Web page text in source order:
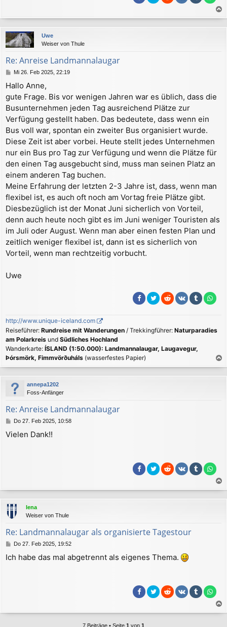
a
c
Uwe
Weiser von Thule
Re: Anreise Landmannalaugar
B
i
t
a
g
Mi 26. Feb 2025, 22:19
Hallo Anne,
gute Frage. Bis vor wenigen Jahren war es üblich, dass die
Busunternehmen jeden Tag ausreichend Plätze zur
Verfügung gestellt haben. Das bedeutete, dass wenn ein
Bus voll war, spontan ein zweiter Bus organisiert wurde.
Diese Zeit ist aber vorbei. Heute stellt jedes Unternehmen
nur ein Bus pro Tag zur Verfügung und wenn die Plätze für
den einen Tag ausgebucht sind, muss man seinen Platz an
einem anderen Tag buchen.
Meine Erfahrung der letzten 2-3 Jahre ist, dass, wenn man
flexibel ist, es auch oft noch am Vortag freie Plätze gibt.
Diesbezüglich ist der Monat Juni sicherlich von Vorteil,
denn auch heute noch gibt es im Juni weniger Touristen als
im Juli oder August. Wenn man aber einen festen Plan und
zeitlich weniger flexibel ist, dann ist es sicherlich von
Vorteil, wenn man rechtzeitig vorbucht.
Uwe
http://www.unique-iceland.com
Reiseführer: Rundreise mit Wanderungen / Trekkingführer: Naturparadies
am Polarkreis und Südliches Hochland
Wanderkarte: ÍSLAND (1:50.000): Landmannalaugar, Laugavegur,
Þórsmörk, Fimmvörðuháls (wasserfestes Papier)
a
c
annepa1202
Foss-Anfänger
Re: Anreise Landmannalaugar
B
i
Do 27. Feb 2025, 10:58
Vielen Dank!!
a
c
lena
Weiser von Thule
Re: Landmannalaugar als organisierte Tagestour
B
i
Do 27. Feb 2025, 19:52
Ich habe das mal abgetrennt als eigenes Thema.
a
7 Beiträge • Seite 1 von 1